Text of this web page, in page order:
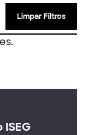
Limpar Filtros